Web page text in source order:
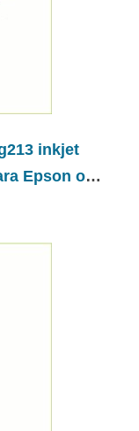
inkjet
Epson ou